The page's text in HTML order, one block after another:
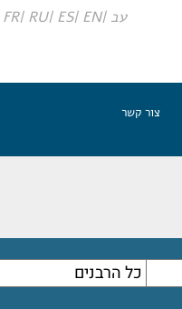
עב |EN |
ES |
RU |
FR
צור קשר